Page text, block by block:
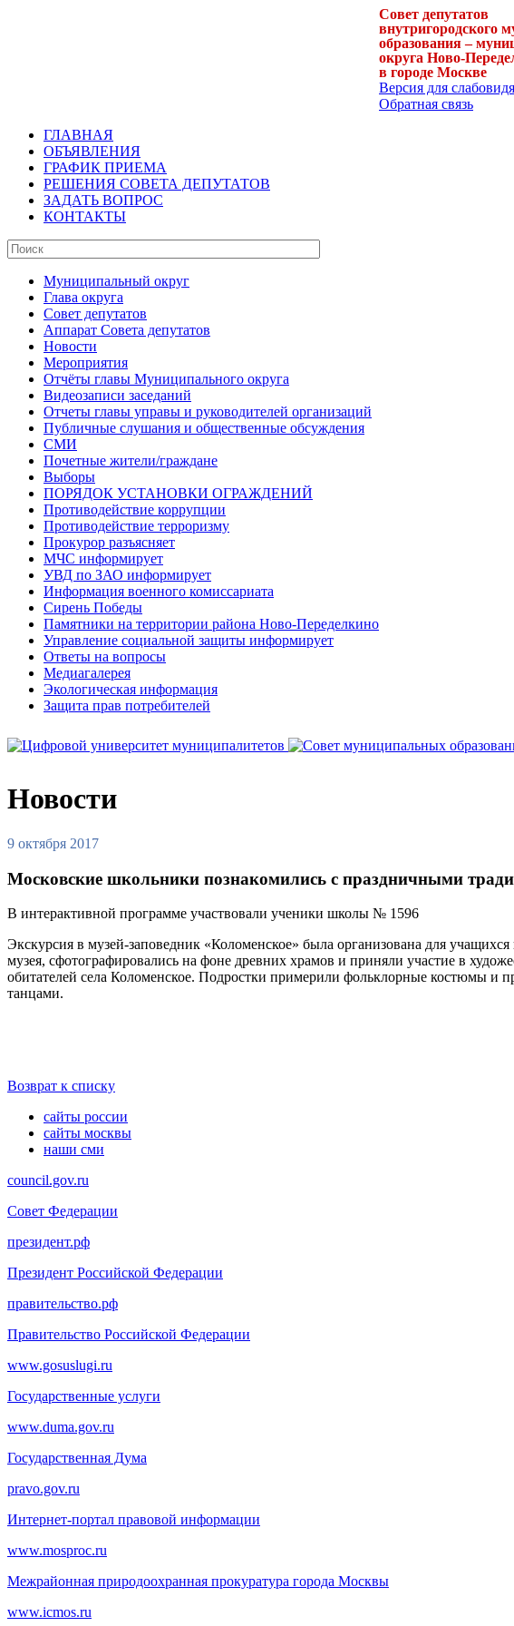
Совет депутатов
внутригородского
образования –
округа Ново-
в городе Москве
Версия для
Обратная связь
ГЛАВНАЯ
ОБЪЯВЛЕНИЯ
ГРАФИК ПРИЕМА
РЕШЕНИЯ СОВЕТА ДЕПУТАТОВ
ЗАДАТЬ ВОПРОС
КОНТАКТЫ
Муниципальный округ
Глава округа
Совет депутатов
Аппарат Совета депутатов
Новости
Мероприятия
Отчёты главы Муниципального округа
Видеозаписи заседаний
Отчеты главы управы и руководителей организаций
Публичные слушания и общественные обсуждения
СМИ
Почетные жители/граждане
Выборы
ПОРЯДОК УСТАНОВКИ ОГРАЖДЕНИЙ
Противодействие коррупции
Противодействие терроризму
Прокурор разъясняет
МЧС информирует
УВД по ЗАО информирует
Информация военного комиссариата
Сирень Победы
Памятники на территории района Ново-Переделкино
Управление социальной защиты информирует
Ответы на вопросы
Медиагалерея
Экологическая информация
Защита прав потребителей
Новости
9 октября 2017
Московские школьники познакомились с праздничными
В интерактивной программе участвовали ученики школы № 1596
Экскурсия в музей-заповедник «Коломенское» была организована для
музея, сфотографировались на фоне древних храмов и приняли участие в
обитателей села Коломенское. Подростки примерили фольклорные костюмы и
танцами.
Возврат к списку
сайты россии
сайты москвы
наши сми
council.gov.ru
Совет Федерации
президент.рф
Президент Российской Федерации
правительство.рф
Правительство Российской Федерации
www.gosuslugi.ru
Государственные услуги
www.duma.gov.ru
Государственная Дума
pravo.gov.ru
Интернет-портал правовой информации
www.mosproc.ru
Межрайонная природоохранная прокуратура города Москвы
www.icmos.ru